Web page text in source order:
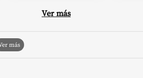
€.
€. 793,35 €.
Ver más